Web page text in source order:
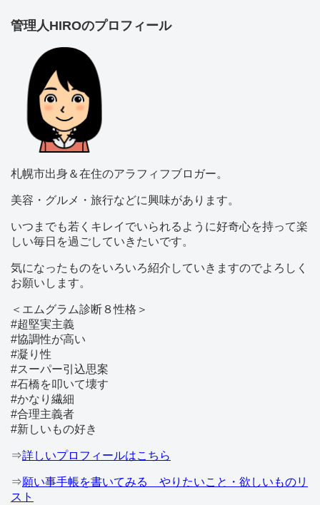
管理人HIROのプロフィール
札幌市出身＆在住のアラフィフブロガー。
美容・グルメ・旅行などに興味があります。
いつまでも若くキレイでいられるように好奇心を持って楽
しい毎日を過ごしていきたいです。
気になったものをいろいろ紹介していきますのでよろしく
お願いします。
＜エムグラム診断８性格＞
#超堅実主義
#協調性が高い
#凝り性
#スーパー引込思案
#石橋を叩いて壊す
#かなり繊細
#合理主義者
#新しいもの好き
⇒詳しいプロフィールはこちら
⇒願い事手帳を書いてみる やりたいこと・欲しいものリ
スト